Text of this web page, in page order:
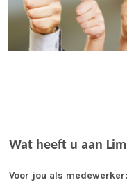
Wat heeft u aan
Voor jou als medewerker: